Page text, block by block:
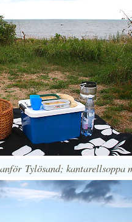
Tylösand; kantarellsoppa